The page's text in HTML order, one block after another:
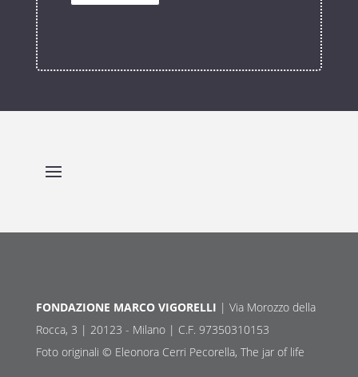
FONDAZIONE MARCO VIGORELLI | Via Morozzo della
Rocca, 3 | 20123 - Milano | C.F. 97350310153
Foto originali © Eleonora Cerri Pecorella, The jar of life